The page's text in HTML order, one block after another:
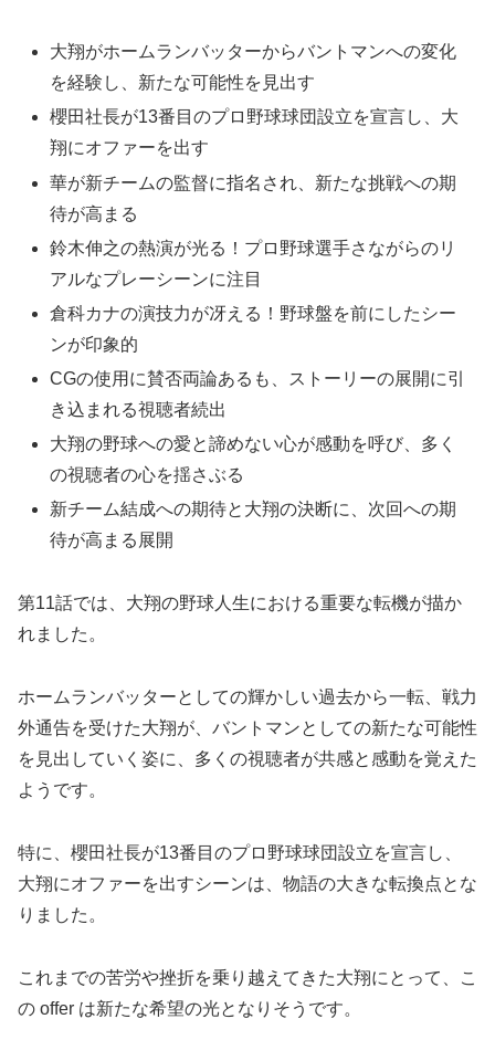
大翔がホームランバッターからバントマンへの変化
を経験し、新たな可能性を見出す
櫻田社長が13番目のプロ野球球団設立を宣言し、大
翔にオファーを出す
華が新チームの監督に指名され、新たな挑戦への期
待が高まる
鈴木伸之の熱演が光る！プロ野球選手さながらのリ
アルなプレーシーンに注目
倉科カナの演技力が冴える！野球盤を前にしたシー
ンが印象的
CGの使用に賛否両論あるも、ストーリーの展開に引
き込まれる視聴者続出
大翔の野球への愛と諦めない心が感動を呼び、多く
の視聴者の心を揺さぶる
新チーム結成への期待と大翔の決断に、次回への期
待が高まる展開
第11話では、大翔の野球人生における重要な転機が描か
れました。
ホームランバッターとしての輝かしい過去から一転、戦力
外通告を受けた大翔が、バントマンとしての新たな可能性
を見出していく姿に、多くの視聴者が共感と感動を覚えた
ようです。
特に、櫻田社長が13番目のプロ野球球団設立を宣言し、
大翔にオファーを出すシーンは、物語の大きな転換点とな
りました。
これまでの苦労や挫折を乗り越えてきた大翔にとって、こ
の offer は新たな希望の光となりそうです。